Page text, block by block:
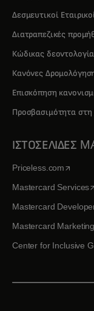
Δεσμευτικοί
Διατραπεζικές
Κώδικας
Κανόνες
Επισκόπηση
Προσβασιμότητα
ΙΣΤΟΣΕΛΙΔΕΣ
Priceless.comopens
Mastercard Services
Mastercard
Mastercard
Center for Inclusive